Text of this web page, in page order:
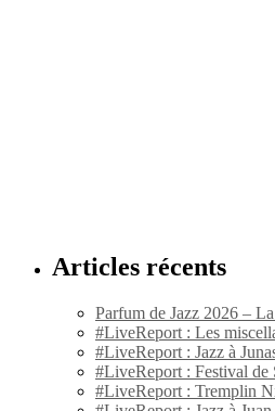
Articles récents
Parfum de Jazz 2026 –
#LiveReport : Les
#LiveReport : Jazz à
#LiveReport : Festival de
#LiveReport : Tremplin